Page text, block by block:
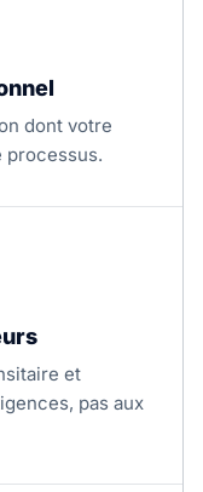
dont votre
processus.
et
pas aux